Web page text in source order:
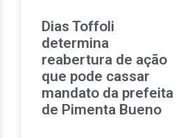
Dias Toffoli
determina
reabertura de ação
que pode cassar
mandato da prefeita
de Pimenta Bueno